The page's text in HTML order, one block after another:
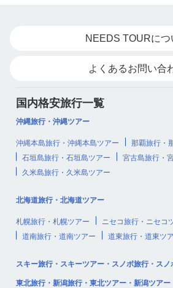
NEEDS TOURにつ
よくあるお問い合
国内格安旅行一覧
沖縄旅行・沖縄ツアー
沖縄本島旅行・沖縄本島ツアー
那覇旅行・
石垣島旅行・石垣島ツアー
宮古島旅行・
久米島旅行・久米島ツアー
北海道旅行・北海道ツアー
札幌旅行・札幌ツアー
ニセコ旅行・ニセコ
道南旅行・道南ツアー
道東旅行・道東ツ
スキー旅行・スキーツアー・スノボ旅行・スノ
東北旅行・新潟旅行・東北ツアー・新潟ツアー